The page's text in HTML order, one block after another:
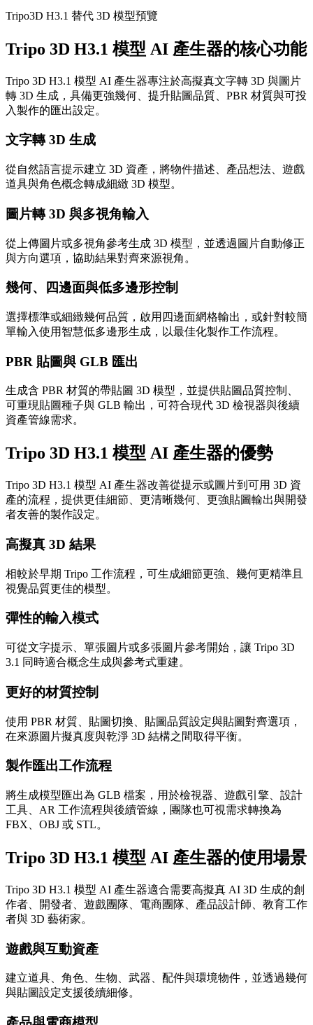
Tripo3D H3.1 替代 3D 模型預覽
Tripo 3D H3.1 模型 AI 產生器的核心功能
Tripo 3D H3.1 模型 AI 產生器專注於高擬真文字轉 3D 與圖片
轉 3D 生成，具備更強幾何、提升貼圖品質、PBR 材質與可投
入製作的匯出設定。
文字轉 3D 生成
從自然語言提示建立 3D 資產，將物件描述、產品想法、遊戲
道具與角色概念轉成細緻 3D 模型。
圖片轉 3D 與多視角輸入
從上傳圖片或多視角參考生成 3D 模型，並透過圖片自動修正
與方向選項，協助結果對齊來源視角。
幾何、四邊面與低多邊形控制
選擇標準或細緻幾何品質，啟用四邊面網格輸出，或針對較簡
單輸入使用智慧低多邊形生成，以最佳化製作工作流程。
PBR 貼圖與 GLB 匯出
生成含 PBR 材質的帶貼圖 3D 模型，並提供貼圖品質控制、
可重現貼圖種子與 GLB 輸出，可符合現代 3D 檢視器與後續
資產管線需求。
Tripo 3D H3.1 模型 AI 產生器的優勢
Tripo 3D H3.1 模型 AI 產生器改善從提示或圖片到可用 3D 資
產的流程，提供更佳細節、更清晰幾何、更強貼圖輸出與開發
者友善的製作設定。
高擬真 3D 結果
相較於早期 Tripo 工作流程，可生成細節更強、幾何更精準且
視覺品質更佳的模型。
彈性的輸入模式
可從文字提示、單張圖片或多張圖片參考開始，讓 Tripo 3D
3.1 同時適合概念生成與參考式重建。
更好的材質控制
使用 PBR 材質、貼圖切換、貼圖品質設定與貼圖對齊選項，
在來源圖片擬真度與乾淨 3D 結構之間取得平衡。
製作匯出工作流程
將生成模型匯出為 GLB 檔案，用於檢視器、遊戲引擎、設計
工具、AR 工作流程與後續管線，團隊也可視需求轉換為
FBX、OBJ 或 STL。
Tripo 3D H3.1 模型 AI 產生器的使用場景
Tripo 3D H3.1 模型 AI 產生器適合需要高擬真 AI 3D 生成的創
作者、開發者、遊戲團隊、電商團隊、產品設計師、教育工作
者與 3D 藝術家。
遊戲與互動資產
建立道具、角色、生物、武器、配件與環境物件，並透過幾何
與貼圖設定支援後續細修。